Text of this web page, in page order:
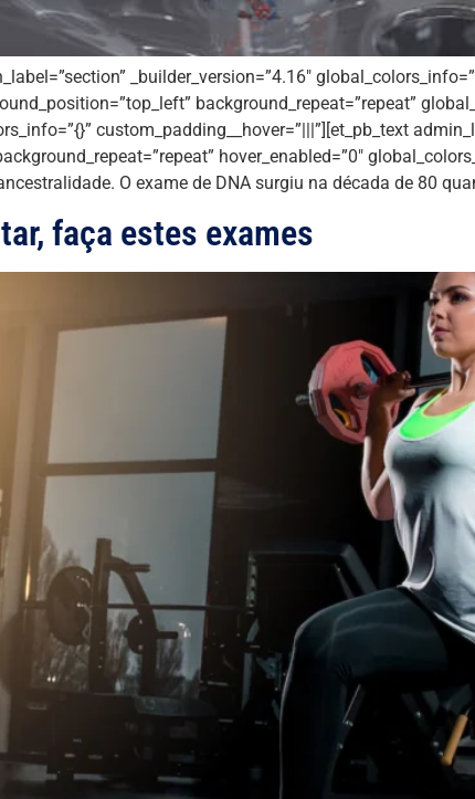
_builder_version=”4.16″
background_repeat=”repeat”
custom_padding__hover=”|||”][et_pb_text
hover_enabled=”0″
O exame de DNA surgiu na década de 80
faça estes exames